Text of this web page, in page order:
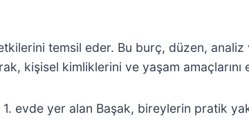
temsil eder. Bu burç, düzen,
kişisel kimliklerini ve yaşam amaçlarını
1. evde yer alan Başak, bireylerin pratik